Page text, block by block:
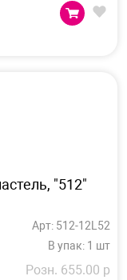
"512"
Арт: 512-12L52
В упак: 1 шт
Розн. 655.00 р